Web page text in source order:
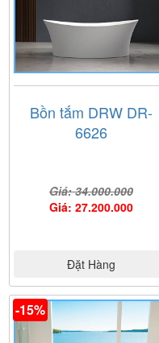
Bồn tắm DRW DR-
6626
Giá: 34.000.000
Giá: 27.200.000
Đặt Hàng
-15%